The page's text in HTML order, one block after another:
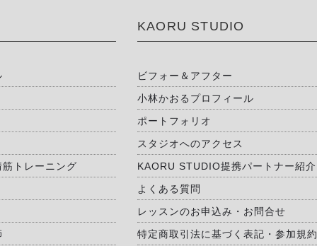
筋トレーニング
KAORU STUDIO
ビフォー＆アフター
小林かおるプロフィール
ポートフォリオ
スタジオへのアクセス
KAORU STUDIO提携パートナー紹介
よくある質問
レッスンのお申込み・お問合せ
特定商取引法に基づく表記・参加規約